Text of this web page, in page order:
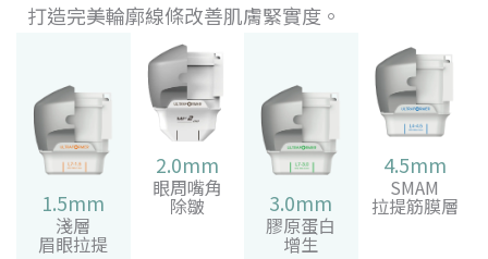
打造完美輪廓線條改善肌膚緊實度。
1.5mm
淺層
眉眼拉提
2.0mm
眼周嘴角
除皺 3.0mm
膠原蛋白
增生
4.5mm
SMAM
拉提筋膜層